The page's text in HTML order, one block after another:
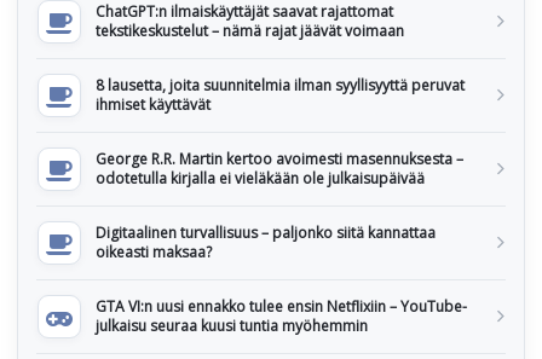
ChatGPT:n ilmaiskäyttäjät saavat rajattomat
tekstikeskustelut – nämä rajat jäävät voimaan
8 lausetta, joita suunnitelmia ilman syyllisyyttä peruvat
ihmiset käyttävät
George R.R. Martin kertoo avoimesti masennuksesta –
odotetulla kirjalla ei vieläkään ole julkaisupäivää
Digitaalinen turvallisuus – paljonko siitä kannattaa
oikeasti maksaa?
GTA VI:n uusi ennakko tulee ensin Netflixiin – YouTube-
julkaisu seuraa kuusi tuntia myöhemmin